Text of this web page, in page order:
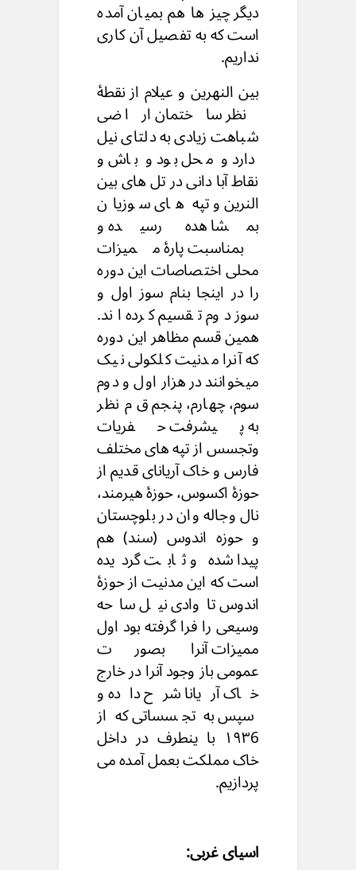
دیگر چیز ها هم بمیان آمده
است که به تفصیل آن کاری
نداریم.
بین النهرین و عیلام از نقطۀ
نظر ساختمان ارا ضی
شباهت زیادی به دلتای نیل
دارد و محل بود و باش و
نقاط آبا دانی در تل های بین
النرین و تپه های سوزیان
بمشا هده رسیده و
بمناسبت پارۀ ممیزات
محلى اختصاصات این دوره
را در اینجا بنام سوز اول و
سوز دوم تقسیم کرده اند.
همین قسم مظاهر این دوره
که آنرا مدنیت کلکولى نیک
میخوانند در هزار اول و دوم
سوم، چهارم، پنجم ق م نظر
به پیشرفت حفریات
وتجسس از تپه های مختلف
فارس و خاک آریانای قدیم از
حوزۀ اکسوس، حوزۀ هیرمند،
نال وجاله وان در بلوچستان
و حوزه اندوس (سند) هم
پیدا شده و ثابت گردیده
است که این مدنیت از حوزۀ
اندوس تاوادی نیل ساحه
وسیعی را فرا گرفته بود اول
ممیزات آنرا بصورت
عمومی باز وجود آنرا در خارج
خاک آریانا شرح داده و
سپس به تجسساتی که از
۱۹۳6 با ینطرف در داخل
خاک مملکت بعمل آمده می
پردازیم.
اسیای غربی: